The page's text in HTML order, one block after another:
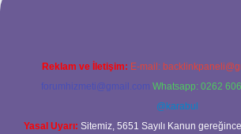
Reklam ve İletişim: E-mail:
forumhizmeti@gmail.com Whatsapp: 0262
@karabul
Yasal Uyarı: Sitemiz, 5651 Sayılı Kanun